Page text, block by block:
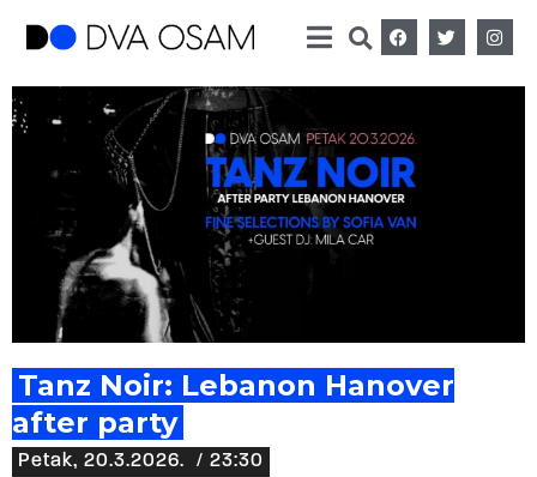
Tanz Noir: Lebanon Hanover
after party
Petak, 20.3.2026. / 23:30